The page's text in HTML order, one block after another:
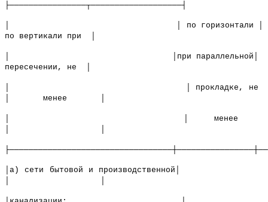
├────────────────┬───────────────────┤
│ │ по горизонтали │
по вертикали при │
│ │при параллельной│
пересечении, не │
│ │ прокладке, не
│ менее │
│ │ менее
│а) сети бытовой и производственной│